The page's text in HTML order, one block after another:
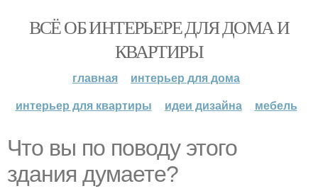
ВСЁ ОБ ИНТЕРЬЕРЕ ДЛЯ ДОМА И
КВАРТИРЫ
главная
интерьер для дома
интерьер для квартиры
идеи дизайна мебель
Что вы по поводу этого
здания думаете?